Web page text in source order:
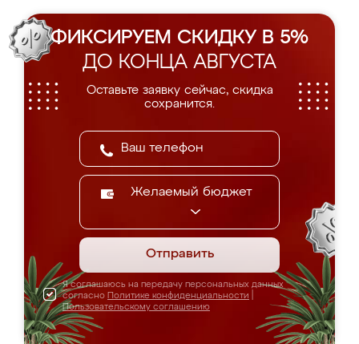
ФИКСИРУЕМ СКИДКУ В 5%
ДО КОНЦА АВГУСТА
Оставьте заявку сейчас, скидка
сохранится.
Желаемый бюджет
Отправить
Я соглашаюсь на передачу персональных данных
согласно Политике конфиденциальности
Пользовательскому соглашению